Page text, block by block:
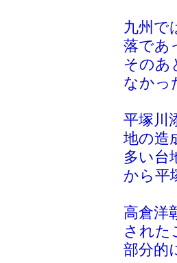
九州で
落であ
そのあ
なかっ
平塚川
地の造
多い台
から平
高倉洋
された
部分的